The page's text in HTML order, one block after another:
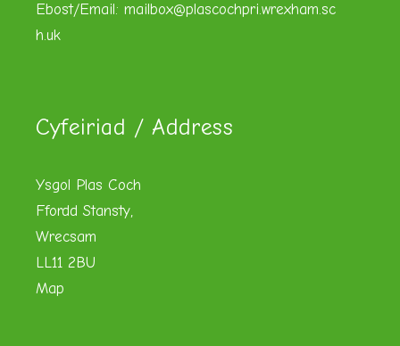
Ebost/Email: mailbox@plascochpri.wrexham.sc
h.uk
Cyfeiriad / Address
Ysgol Plas Coch
Ffordd Stansty,
Wrecsam
LL11 2BU
Map